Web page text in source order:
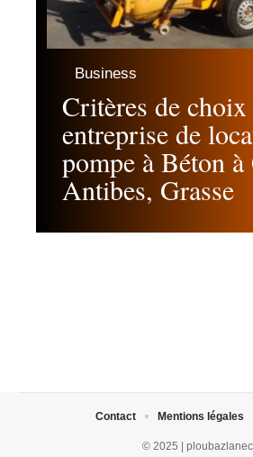
Business
Critères de
entreprise de
pompe à Béton à
Antibes, Grasse
© 2025 |
Contact Mentions légales